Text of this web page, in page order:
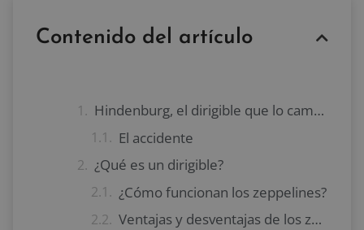
Contenido del artículo
Hindenburg, el dirigible que lo cambió todo
El accidente
¿Qué es un dirigible?
¿Cómo funcionan los zeppelines?
Ventajas y desventajas de los zeppelines